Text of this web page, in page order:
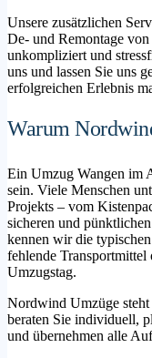
Unsere zusätzlichen
De- und Remontage
unkompliziert und
uns und lassen Sie uns
erfolgreichen Erlebnis
Warum
Ein Umzug Wangen im
sein. Viele Menschen
Projekts – vom
sicheren und
kennen wir die
fehlende
Umzugstag.
Nordwind Umzüge
beraten Sie individuell,
und übernehmen alle